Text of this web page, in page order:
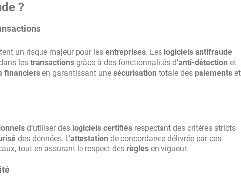
?
un risque majeur pour les entreprises. Les logiciels antifraude
les transactions grâce à des fonctionnalités d’anti-détection et
financiers en garantissant une sécurisation totale des paiements et
d’utiliser des logiciels certifiés respectant des critères stricts
des données. L’attestation de concordance délivrée par ces
tout en assurant le respect des règles en vigueur.